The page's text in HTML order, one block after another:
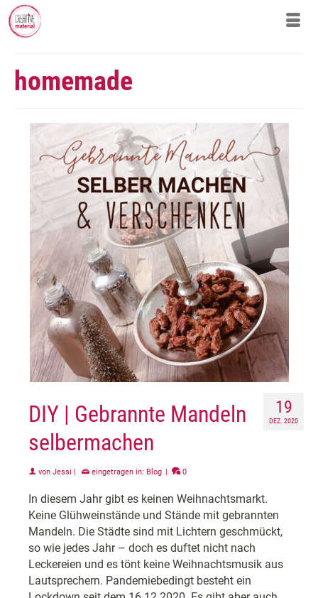
homemade
19
DEZ. 2020
DIY | Gebrannte Mandeln
selbermachen
von Jessi | eingetragen in: Blog | 0
In diesem Jahr gibt es keinen Weihnachtsmarkt.
Keine Glühweinstände und Stände mit gebrannten
Mandeln. Die Städte sind mit Lichtern geschmückt,
so wie jedes Jahr – doch es duftet nicht nach
Leckereien und es tönt keine Weihnachtsmusik aus
Lautsprechern. Pandemiebedingt besteht ein